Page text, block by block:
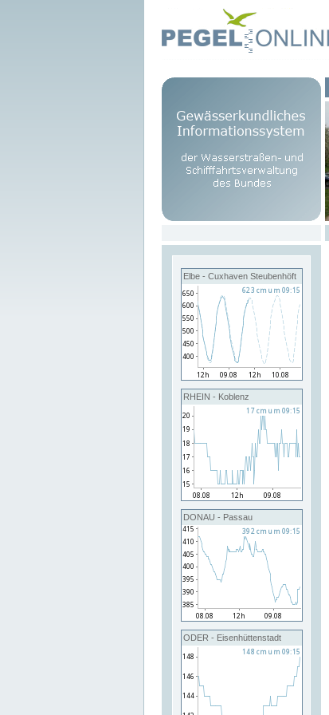
Elbe - Cuxhaven Steubenhöft
RHEIN - Koblenz
DONAU - Passau
ODER - Eisenhüttenstadt